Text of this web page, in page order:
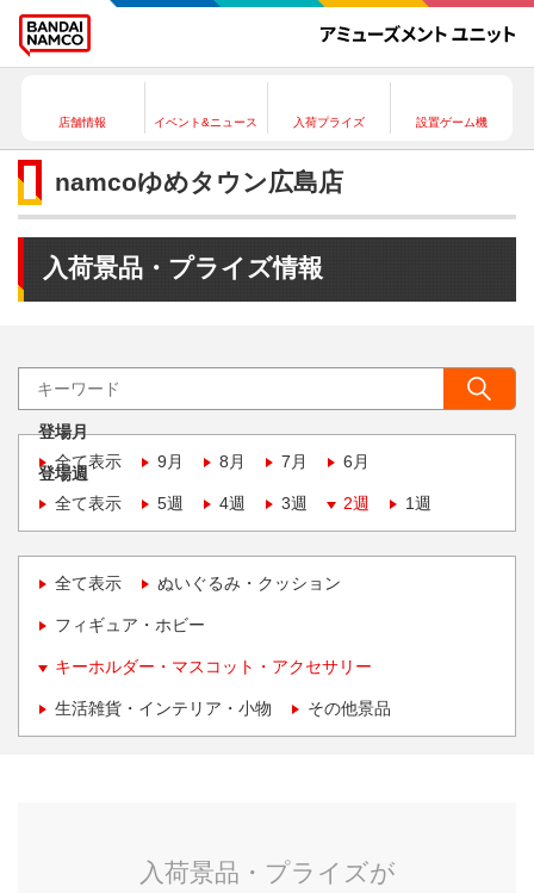
店舗情報 イベント&ニュース 入荷プライズ 設置ゲーム機
namcoゆめタウン広島店
入荷景品・プライズ情報
登場月
全て表示
9月 8月 7月 6月
登場週
全て表示
5週 4週 3週 2週 1週
全て表示 ぬいぐるみ・クッション
フィギュア・ホビー
キーホルダー・マスコット・アクセサリー
生活雑貨・インテリア・小物 その他景品